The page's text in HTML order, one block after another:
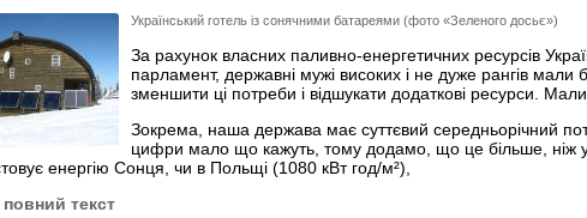
Український готель із сонячними батареями (фото «Зеленого досьє»)
За рахунок власних паливно-енергетичних ресурсів
парламент, державні мужі високих і не дуже рангів
зменшити ці потреби і відшукати додаткові ресурси.
Зокрема, наша держава має суттєвий середньорічний
цифри мало що кажуть, тому додамо, що це більше, ніж у
енергію Сонця, чи в Польщі (1080 кВт год/м²),
текст